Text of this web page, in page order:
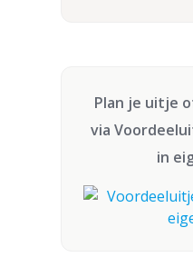
Plan je uitje
via
in